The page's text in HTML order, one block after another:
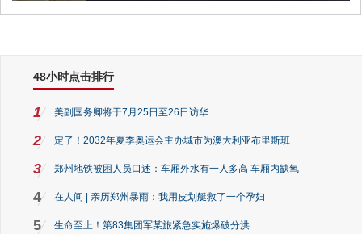
48小时点击排行
1 美副国务卿将于7月25日至26日访华
2 定了！2032年夏季奥运会主办城市为澳大利亚布里斯班
3 郑州地铁被困人员口述：车厢外水有一人多高 车厢内缺氧
4 在人间 | 亲历郑州暴雨：我用皮划艇救了一个孕妇
5 生命至上！第83集团军某旅紧急实施爆破分洪